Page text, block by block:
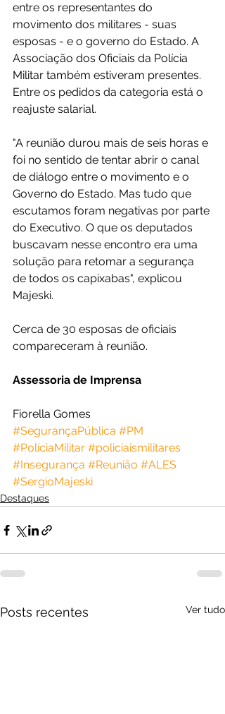
entre os representantes do
movimento dos militares - suas
esposas - e o governo do Estado. A
Associação dos Oficiais da Polícia
Militar também estiveram presentes.
Entre os pedidos da categoria está o
reajuste salarial.
"A reunião durou mais de seis horas e
foi no sentido de tentar abrir o canal
de diálogo entre o movimento e o
Governo do Estado. Mas tudo que
escutamos foram negativas por parte
do Executivo. O que os deputados
buscavam nesse encontro era uma
solução para retomar a segurança
de todos os capixabas", explicou
Majeski.
Cerca de 30 esposas de oficiais
compareceram à reunião.
Assessoria de Imprensa
Fiorella Gomes
#SegurançaPública #PM
#PolíciaMilitar #policiaismilitares
#Insegurança #Reunião #ALES
#SergioMajeski
Destaques
Posts recentes Ver tudo